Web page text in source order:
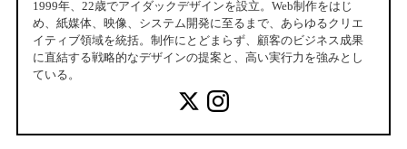
1999年、22歳でアイダックデザインを設立。Web制作をはじ
め、紙媒体、映像、システム開発に至るまで、あらゆるクリエ
イティブ領域を統括。制作にとどまらず、顧客のビジネス成果
に直結する戦略的なデザインの提案と、高い実行力を強みとし
ている。